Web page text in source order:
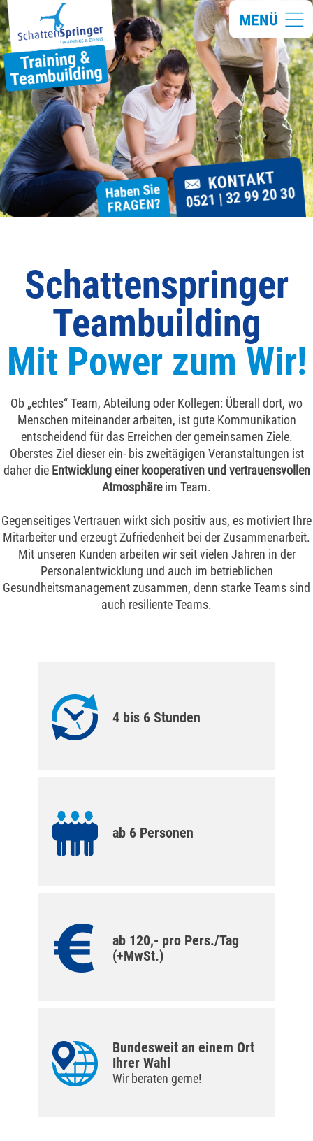
Schattenspringer
Teambuilding
Mit Power zum Wir!
Ob „echtes“ Team, Abteilung oder Kollegen: Überall dort, wo
Menschen miteinander arbeiten, ist gute Kommunikation
entscheidend für das Erreichen der gemeinsamen Ziele.
Oberstes Ziel dieser ein- bis zweitägigen Veranstaltungen ist
daher die Entwicklung einer kooperativen und vertrauensvollen
Atmosphäreim Team.
Gegenseitiges Vertrauen wirkt sich positiv aus, es motiviert Ihre
Mitarbeiter und erzeugt Zufriedenheit bei der Zusammenarbeit.
Mit unseren Kunden arbeiten wir seit vielen Jahren in der
Personalentwicklung und auch im betrieblichen
Gesundheitsmanagement zusammen, denn starke Teams sind
auch resiliente Teams.
4 bis 6 Stunden
ab 6 Personen
ab 120,- pro Pers./Tag
(+MwSt.)
Bundesweit an einem Ort
Ihrer Wahl
Wir beraten gerne!